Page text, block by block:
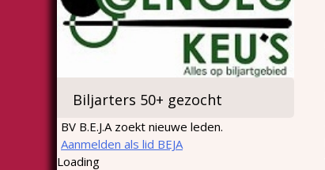
Biljarters 50+ gezocht
BV B.E.J.A zoekt nieuwe leden.
Aanmelden als lid BEJA
Loading